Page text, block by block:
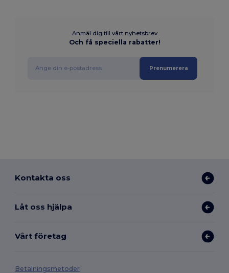
Anmäl dig till vårt nyhetsbrev
Och få speciella rabatter!
Prenumerera
Kontakta oss
Låt oss hjälpa
Vårt företag
Betalningsmetoder